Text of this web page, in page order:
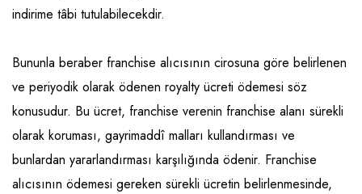
indirime tâbi tutulabilecekdir.
Bununla beraber franchise alıcısının cirosuna göre belirlenen
ve periyodik olarak ödenen royalty ücreti ödemesi söz
konusudur. Bu ücret, franchise verenin franchise alanı sürekli
olarak koruması, gayrimaddî malları kullandırması ve
bunlardan yararlandırması karşılığında ödenir. Franchise
alıcısının ödemesi gereken sürekli ücretin belirlenmesinde,